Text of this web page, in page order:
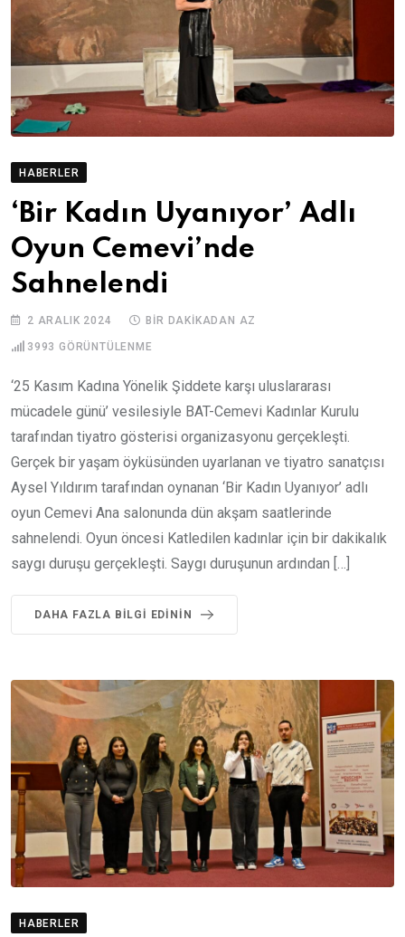
HABERLER
‘Bir Kadın Uyanıyor’ Adlı
Oyun Cemevi’nde
Sahnelendi
2 ARALIK 2024 BIR DAKIKADAN AZ
3993 GÖRÜNTÜLENME
‘25 Kasım Kadına Yönelik Şiddete karşı uluslararası
mücadele günü’ vesilesiyle BAT-Cemevi Kadınlar Kurulu
tarafından tiyatro gösterisi organizasyonu gerçekleşti.
Gerçek bir yaşam öyküsünden uyarlanan ve tiyatro sanatçısı
Aysel Yıldırım tarafından oynanan ‘Bir Kadın Uyanıyor’ adlı
oyun Cemevi Ana salonunda dün akşam saatlerinde
sahnelendi. Oyun öncesi Katledilen kadınlar için bir dakikalık
saygı duruşu gerçekleşti. Saygı duruşunun ardından […]
DAHA FAZLA BILGI EDININ
HABERLER